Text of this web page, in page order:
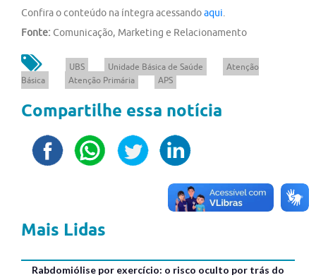
Confira o conteúdo na íntegra acessandoaqui
Fonte: Comunicação, Marketing e Relacionamento
UBS Unidade Básica de Saúde
Atenção
Básica
Atenção Primária APS
Compartilhe essa notícia
Mais Lidas
Rabdomiólise por exercício: o risco oculto por trás do